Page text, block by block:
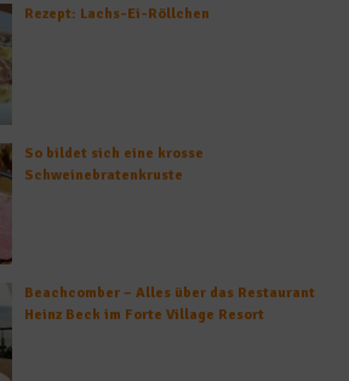
Rezept: Lachs-Ei-Röllchen
So bildet sich eine krosse
Schweinebratenkruste
Beachcomber – Alles über das Restaurant
Heinz Beck im Forte Village Resort